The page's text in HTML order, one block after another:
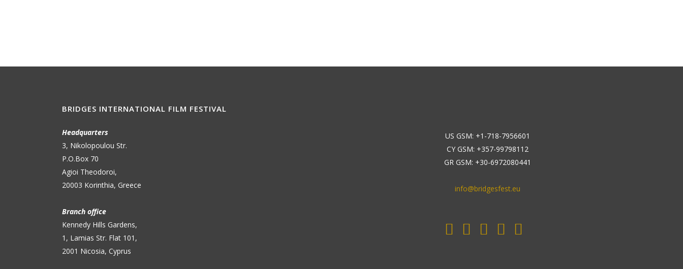
BRIDGES INTERNATIONAL FILM FESTIVAL
Headquarters
3, Nikolopoulou Str.
P.O.Box 70
Agioi Theodoroi,
20003 Korinthia, Greece
Branch office
Kennedy Hills Gardens,
1, Lamias Str. Flat 101,
2001 Nicosia, Cyprus
US GSM: +1-718-7956601
CY GSM: +357-99798112
GR GSM: +30-6972080441
info@bridgesfest.eu